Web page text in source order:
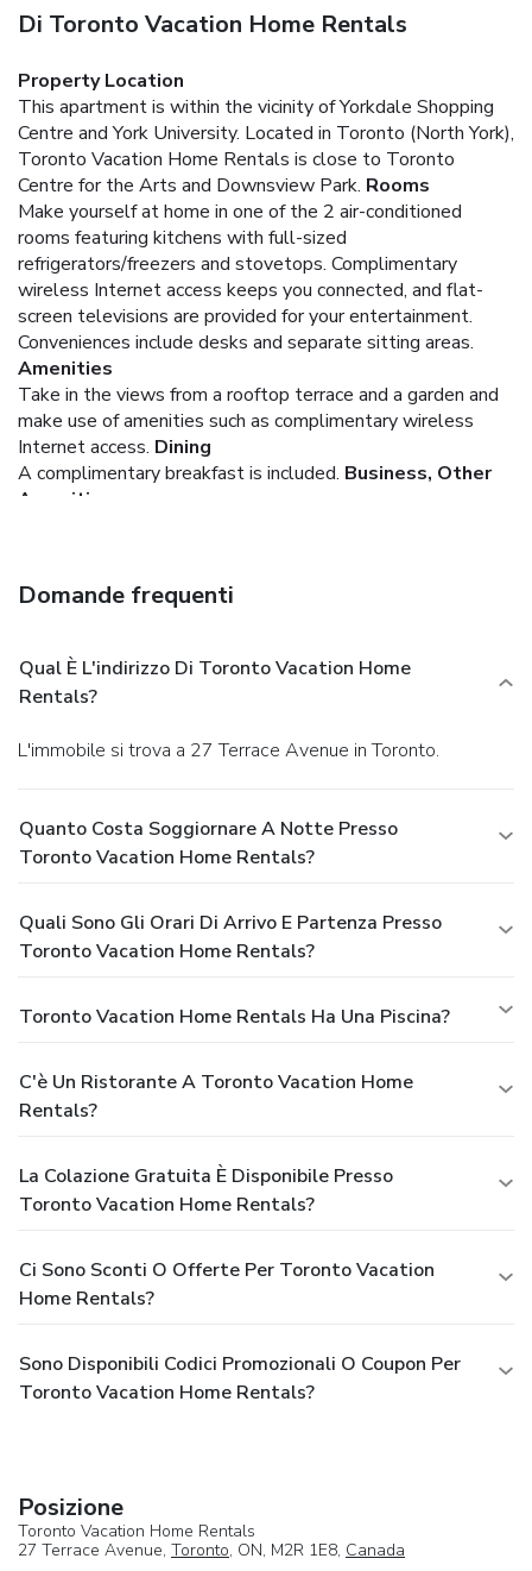
Di Toronto Vacation Home Rentals
Property Location
This apartment is within the vicinity of Yorkdale Shopping
Centre and York University. Located in Toronto (North York),
Toronto Vacation Home Rentals is close to Toronto
Centre for the Arts and Downsview Park. Rooms
Make yourself at home in one of the 2 air-conditioned
rooms featuring kitchens with full-sized
refrigerators/freezers and stovetops. Complimentary
wireless Internet access keeps you connected, and flat-
screen televisions are provided for your entertainment.
Conveniences include desks and separate sitting areas.
Amenities
Take in the views from a rooftop terrace and a garden and
make use of amenities such as complimentary wireless
Internet access. Dining
A complimentary breakfast is included. Business, Other
Amenities
Domande frequenti
Qual È L'indirizzo Di Toronto Vacation Home
Rentals?
L'immobile si trova a 27 Terrace Avenue in Toronto.
Quanto Costa Soggiornare A Notte Presso
Toronto Vacation Home Rentals?
Quali Sono Gli Orari Di Arrivo E Partenza Presso
Toronto Vacation Home Rentals?
Toronto Vacation Home Rentals Ha Una Piscina?
C'è Un Ristorante A Toronto Vacation Home
Rentals?
La Colazione Gratuita È Disponibile Presso
Toronto Vacation Home Rentals?
Ci Sono Sconti O Offerte Per Toronto Vacation
Home Rentals?
Sono Disponibili Codici Promozionali O Coupon Per
Toronto Vacation Home Rentals?
Posizione
Toronto Vacation Home Rentals
27 Terrace Avenue, Toronto, ON, M2R 1E8, Canada